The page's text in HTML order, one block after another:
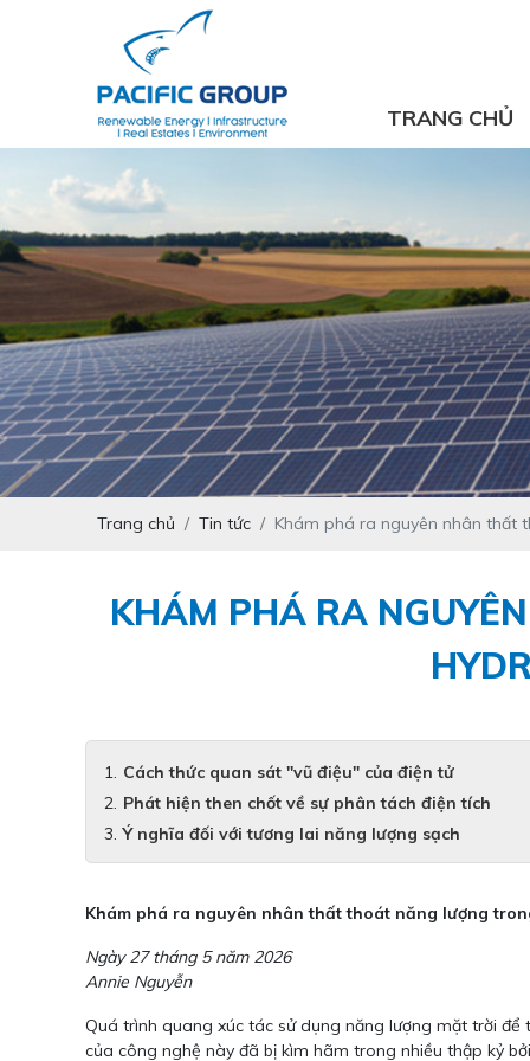
TRANG CHỦ
Trang chủ Tin tức Khám phá ra nguyên nhân thất
KHÁM PHÁ RA
Cách thức quan sát "vũ điệu" của điện tử
Phát hiện then chốt về sự phân tách điện tích
Ý nghĩa đối với tương lai năng lượng sạch
Khám phá ra nguyên nhân thất thoát năng lượng
Ngày 27 tháng 5 năm 2026
Annie Nguyễn
Quá trình quang xúc tác sử dụng năng lượng mặt trời để
của công nghệ này đã bị kìm hãm trong nhiều thập kỷ